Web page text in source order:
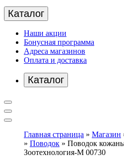
Каталог
Наши акции
Бонусная программа
Адреса магазинов
Оплата и доставка
Каталог
Главная страница » Магазин
» Поводок » Поводок
Зоотехнология-М 00730